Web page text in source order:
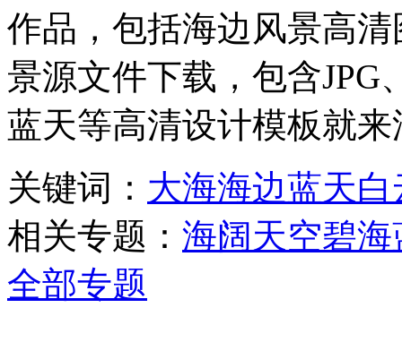
作品，包括海边风景高
景源文件下载，包含
蓝天等高清设计模板就
关键词： 大海海边蓝天白
相关专题： 海阔天空碧海
全部专题